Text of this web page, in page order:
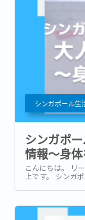
シンガポール生
シンガポ
情報～身
こんにちは。 リ
上です。 シンガ